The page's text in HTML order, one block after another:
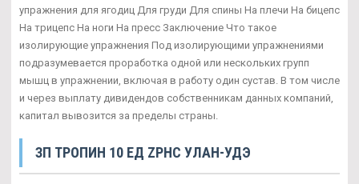
упражнения для ягодиц Для груди Для спины На плечи На бицепс
На трицепс На ноги На пресс Заключение Что такое
изолирующие упражнения Под изолирующими упражнениями
подразумевается проработка одной или нескольких групп
мышц в упражнении, включая в работу один сустав. В том числе
и через выплату дивидендов собственникам данных компаний,
капитал вывозится за пределы страны.
ЗП ТРОПИН 10 ЕД ZPHC УЛАН-УДЭ